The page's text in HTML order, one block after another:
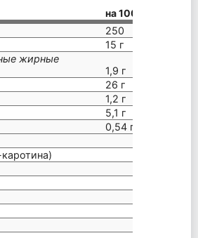
на 100 г
250
15 г
жирные
1,9 г
26 г
1,2 г
5,1 г
0,54 г